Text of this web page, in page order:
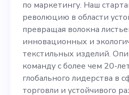
глобального
сфере
и устойчивого
мы стремимся
будущее. Ваша основная
по маркетингу. Наш
революцию в области
превращая волокна
инновационных и
текстильных изделий.
команду с более чем 20-
глобального лидерства в
торговли и устойчивого